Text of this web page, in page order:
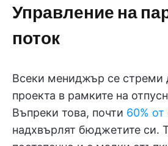
Управление на
поток
Всеки мениджър се стреми
проекта в рамките на
Въпреки това, почти 60% от
надхвърлят бюджетите си.